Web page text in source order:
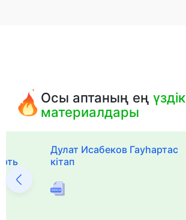
Осы аптаның еңүздік
материалдары
Дулат Исабеков Гауһартас
кітап